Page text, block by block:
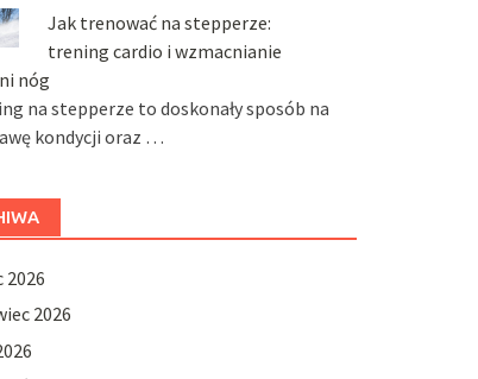
Jak trenować na stepperze:
trening cardio i wzmacnianie
nóg
na stepperze to doskonały sposób na
kondycji oraz …
2026
2026